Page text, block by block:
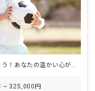
子どもたちの可能性を広げよう！あなたの温かい心が未来を育む
~ 325,000円